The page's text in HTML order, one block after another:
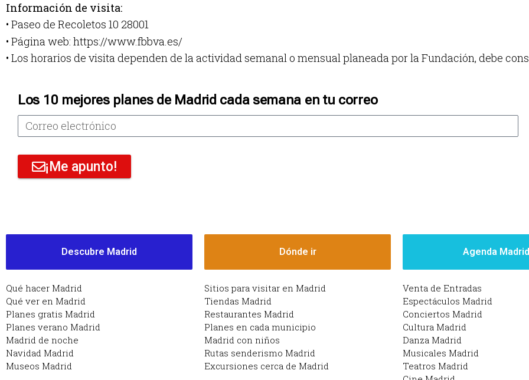
Información de visita:
• Paseo de Recoletos 10 28001
• Página web: https://www.fbbva.es/
• Los horarios de visita dependen de la actividad semanal o mensual planeada por la Fundación, debe
Los 10 mejores planes de Madrid cada semana en tu correo
¡Me apunto!
Descubre Madrid
Qué hacer Madrid
Qué ver en Madrid
Planes gratis Madrid
Planes verano Madrid
Madrid de noche
Navidad Madrid
Museos Madrid
Dónde ir
Sitios para visitar en Madrid
Tiendas Madrid
Restaurantes Madrid
Planes en cada municipio
Madrid con niños
Rutas senderismo Madrid
Excursiones cerca de Madrid
Agenda Madrid
Venta de Entradas
Espectáculos Madrid
Conciertos Madrid
Cultura Madrid
Danza Madrid
Musicales Madrid
Teatros Madrid